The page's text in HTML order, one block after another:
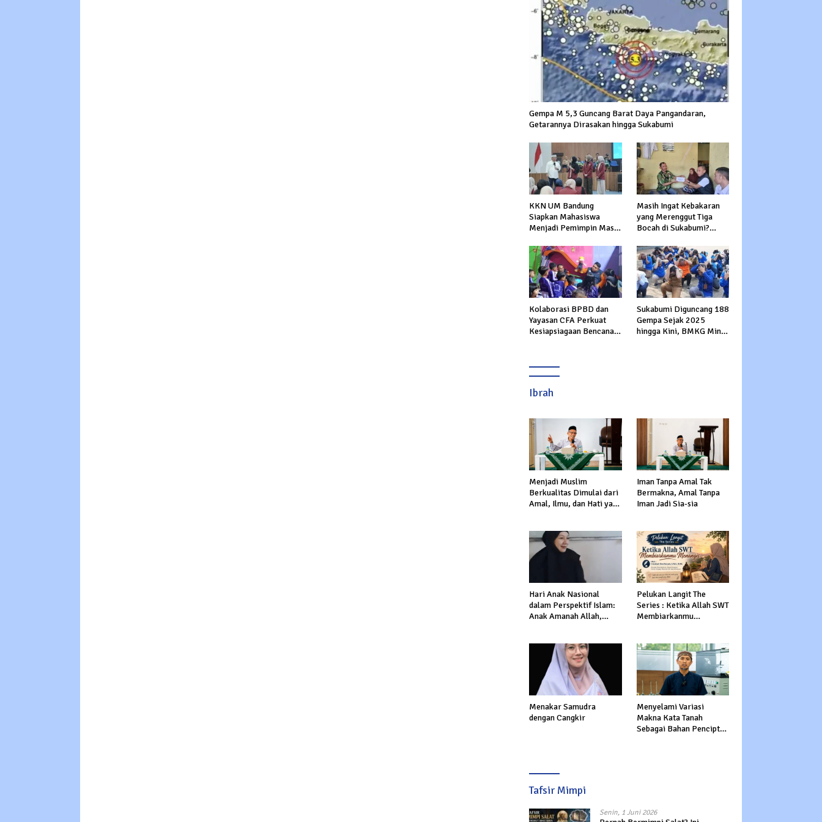
Gempa M 5,3 Guncang Barat Daya Pangandaran,
Getarannya Dirasakan hingga Sukabumi
KKN UM Bandung
Siapkan Mahasiswa
Menjadi Pemimpin Masa
Masih Ingat Kebakaran
yang Merenggut Tiga
Bocah di Sukabumi?
untuk Keluarga Korban
Kolaborasi BPBD dan
Yayasan CFA Perkuat
Kesiapsiagaan Bencana
Sukabumi Diguncang 188
Gempa Sejak 2025
hingga Kini, BMKG Minta
Ibrah
Menjadi Muslim
Berkualitas Dimulai dari
Amal, Ilmu, dan Hati yang
Iman Tanpa Amal Tak
Bermakna, Amal Tanpa
Iman Jadi Sia-sia
Hari Anak Nasional
dalam Perspektif Islam:
Anak Amanah Allah,
Pelukan Langit The
Series : Ketika Allah SWT
Membiarkanmu
Menakar Samudra
dengan Cangkir
Menyelami Variasi
Makna Kata Tanah
Sebagai Bahan Pencipta
Tafsir Mimpi
Senin, 1 Juni 2026